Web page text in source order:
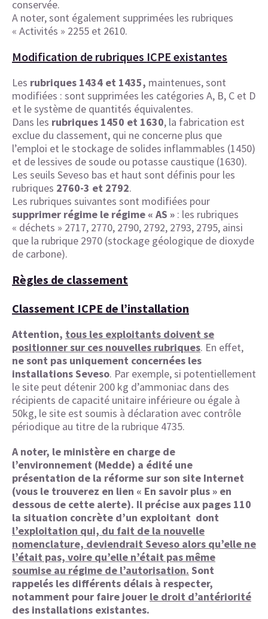
conservée.
A noter, sont également supprimées les rubriques
« Activités » 2255 et 2610.
Modification de rubriques ICPE existantes
Les rubriques 1434 et 1435, maintenues, sont
modifiées : sont supprimées les catégories A, B, C et D
et le système de quantités équivalentes.
Dans les rubriques 1450 et 1630, la fabrication est
exclue du classement, qui ne concerne plus que
l’emploi et le stockage de solides inflammables (1450)
et de lessives de soude ou potasse caustique (1630).
Les seuils Seveso bas et haut sont définis pour les
rubriques 2760-3 et 2792.
Les rubriques suivantes sont modifiées pour
supprimer régime le régime « AS » : les rubriques
« déchets » 2717, 2770, 2790, 2792, 2793, 2795, ainsi
que la rubrique 2970 (stockage géologique de dioxyde
de carbone).
Règles de classement
Classement ICPE de l’installation
Attention, tous les exploitants doivent se
positionner sur ces nouvelles rubriques. En effet,
ne sont pas uniquement concernées les
installations Seveso. Par exemple, si potentiellement
le site peut détenir 200 kg d’ammoniac dans des
récipients de capacité unitaire inférieure ou égale à
50kg, le site est soumis à déclaration avec contrôle
périodique au titre de la rubrique 4735.
A noter, le ministère en charge de
l’environnement (Medde) a édité une
présentation de la réforme sur son site Internet
(vous le trouverez en lien « En savoir plus » en
dessous de cette alerte). Il précise aux pages 110
la situation concrète d’un exploitant dont
l’exploitation qui, du fait de la nouvelle
nomenclature, deviendrait Seveso alors qu’elle ne
l’était pas, voire qu’elle n’était pas même
soumise au régime de l’autorisation. Sont
rappelés les différents délais à respecter,
notamment pour faire jouer le droit d’antériorité
des installations existantes.